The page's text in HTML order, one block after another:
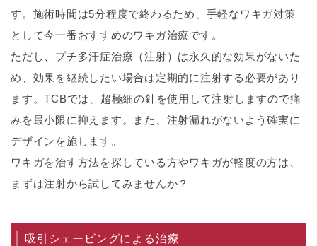
す。施術時間は5分程度で終わるため、手軽なワキガ対策
として今一番おすすめのワキガ治療です。
ただし、プチ多汗症治療（注射）は永久的な効果がないた
め、効果を継続したい場合は定期的に注射する必要があり
ます。TCBでは、超極細の針を使用して注射しますので痛
みを最小限に抑えます。また、注射漏れがないよう確実に
デザインを施します。
ワキガを治す方法を探している方やワキガが軽度の方は、
まずは注射から試してみませんか？
吸引シェービングによる治療